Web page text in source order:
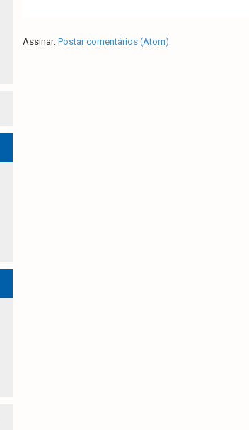
Assinar: Postar comentários (Atom)